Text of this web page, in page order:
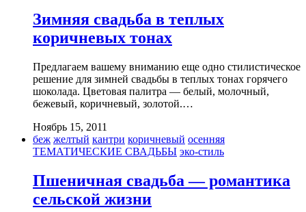
Зимняя свадьба в теплых
коричневых тонах
Предлагаем вашему вниманию еще одно стилистическое
решение для зимней свадьбы в теплых тонах горячего
шоколада. Цветовая палитра — белый, молочный,
бежевый, коричневый, золотой.…
Ноябрь 15, 2011
беж желтый кантри коричневый осенняя
ТЕМАТИЧЕСКИЕ СВАДЬБЫ эко-стиль
Пшеничная свадьба — романтика
сельской жизни